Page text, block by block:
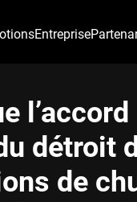
Entreprise
détroit
de